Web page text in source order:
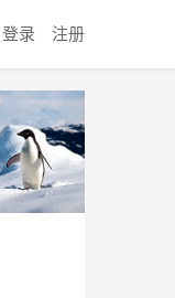
登录 注册